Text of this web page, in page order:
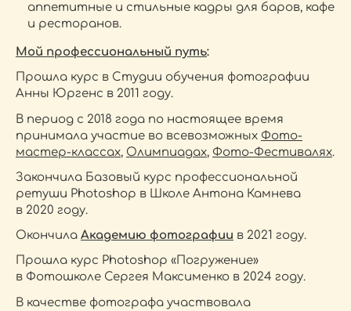
аппетитные и стильные кадры для баров, кафе
и ресторанов.
Мой профессиональный путь:
Прошла курс в Студии обучения фотографии
Анны Юргенс в 2011 году.
В период с 2018 года по настоящее время
принимала участие во всевозможных Фото-
мастер-классах, Олимпиадах, Фото-Фестивалях.
Закончила Базовый курс профессиональной
ретуши Photoshop в Школе Антона Камнева
в 2020 году.
Окончила Академию фотографии в 2021 году.
Прошла курс Photoshop «Погружение»
в Фотошколе Сергея Максименко в 2024 году.
В качестве фотографа участвовала